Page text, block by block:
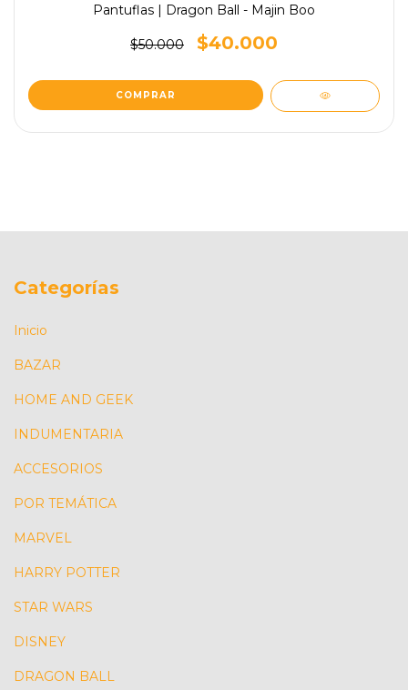
Pantuflas | Dragon Ball - Majin Boo
$50.000 $40.000
COMPRAR
Categorías
Inicio
BAZAR
HOME AND GEEK
INDUMENTARIA
ACCESORIOS
POR TEMÁTICA
MARVEL
HARRY POTTER
STAR WARS
DISNEY
DRAGON BALL